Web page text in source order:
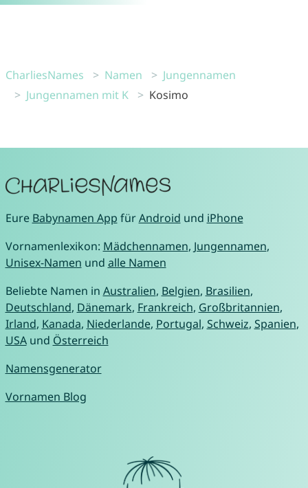
CharliesNames Namen
Jungennamen
Jungennamen mit K
Kosimo
Eure Babynamen App fürAndroid und iPhone
Vornamenlexikon: Mädchennamen, Jungennamen,
Unisex-Namen und alle Namen
Beliebte Namen in Australien, Belgien, Brasilien,
Deutschland, Dänemark, Frankreich, Großbritannien,
Irland, Kanada, Niederlande, Portugal, Schweiz, Spanien,
USAund Österreich
Namensgenerator
Vornamen Blog